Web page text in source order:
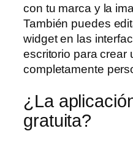
con tu marca y la
También puedes
widget en las
escritorio para crear
completamente
¿La
gratuita?